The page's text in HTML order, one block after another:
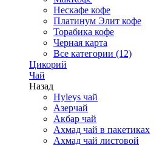
Нескафе кофе
Платинум Элит кофе
Торабика кофе
Черная карта
Все категории (12)
Цикорий
Чай
Назад
Hyleys чай
Азерчай
Акбар чай
Ахмад чай в пакетиках
Ахмад чай листовой